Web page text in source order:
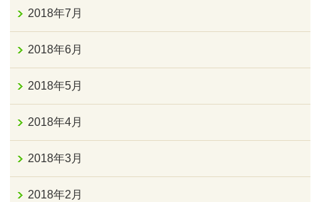
2018年7月
2018年6月
2018年5月
2018年4月
2018年3月
2018年2月